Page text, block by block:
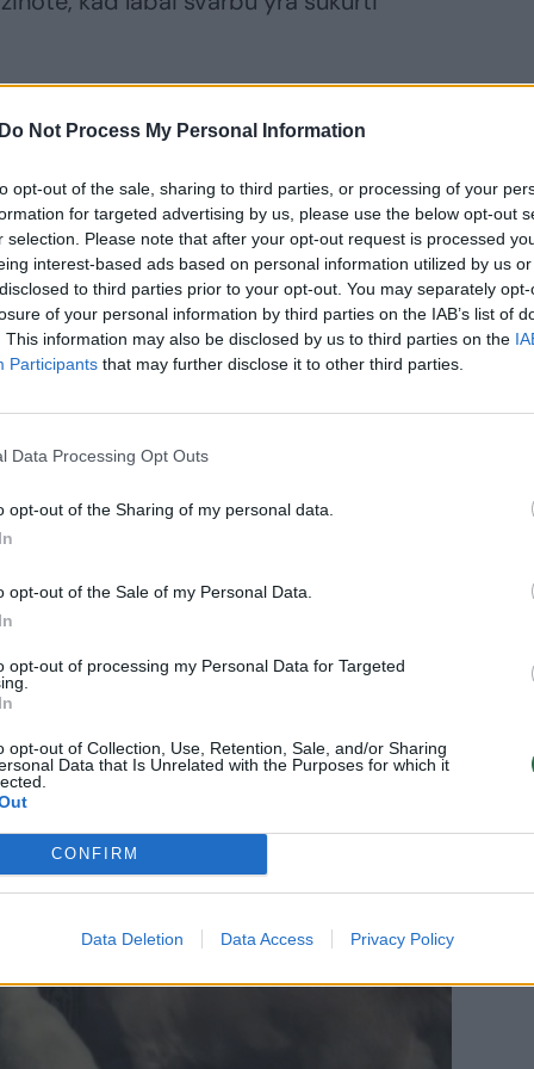
Do Not Process My Personal Information
opt-out of the sale, sharing to third parties, or processing of your
for targeted advertising by us, please use the below opt-out
selection. Please note that after your opt-out request is processed
interest-based ads based on personal information utilized by us
to third parties prior to your opt-out. You may separately
of your personal information by third parties on the IAB’s list of
This information may also be disclosed by us to third parties on the
Participants that may further disclose it to other third parties.
Data Processing Opt Outs
opt-out of the Sharing of my personal data.
opt-out of the Sale of my Personal Data.
opt-out of processing my Personal Data for Targeted
opt-out of Collection, Use, Retention, Sale, and/or Sharing
Data that Is Unrelated with the Purposes for which it
CONFIRM
Data Deletion Data Access Privacy Policy
šuniukams reikalinga speciali
į maitinimąsi kietu maistu yra
šuniukų nujunkymu. Jis paprastai
amžiaus. Tuomet šuniuką po
pašaru.
šiltu vandeniu ir leisti išbrinkti. Taip
ir kvapas, o šuniukui lengviau
Premium“ specializuotas pašaras
yra pritaikytas šerti ir žindančias
nes nereikia ieškoti atskiro
reikalingas maistines ir mineralines
pašaro.
dietos ir šuns maistas gardus